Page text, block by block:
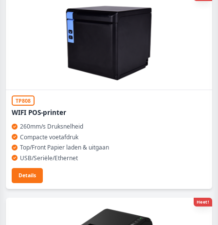
TP808
WIFI POS-printer
260mm/s Druksnelheid
Compacte voetafdruk
Top/Front Papier laden & uitgaan
USB/Seriële/Ethernet
Details
Heet!